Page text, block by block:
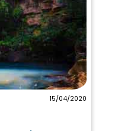
15/04/2020